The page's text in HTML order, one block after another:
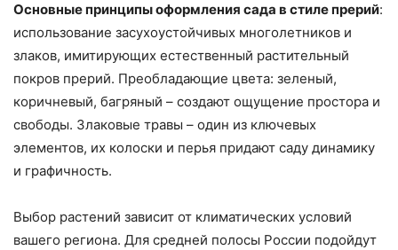
Основные принципы оформления сада в стиле прерий:
использование засухоустойчивых многолетников и
злаков, имитирующих естественный растительный
покров прерий. Преобладающие цвета: зеленый,
коричневый, багряный – создают ощущение простора и
свободы. Злаковые травы – один из ключевых
элементов, их колоски и перья придают саду динамику
и графичность.
Выбор растений зависит от климатических условий
вашего региона. Для средней полосы России подойдут